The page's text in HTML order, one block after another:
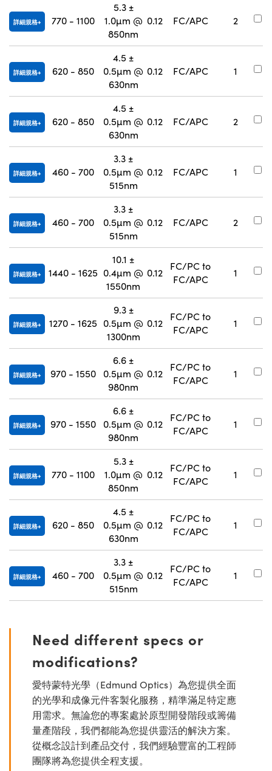
詳細規格 770 - 1100
5.3 ±
1.0µm @
850nm
0.12 FC/APC 2
詳細規格 620 - 850
4.5 ±
0.5µm @
630nm
0.12 FC/APC 1
詳細規格 620 - 850
4.5 ±
0.5µm @
630nm
0.12 FC/APC 2
詳細規格 460 - 700
3.3 ±
0.5µm @
515nm
0.12 FC/APC 1
詳細規格 460 - 700
3.3 ±
0.5µm @
515nm
0.12 FC/APC 2
詳細規格 1440 - 1625
10.1 ±
0.4µm @
1550nm
0.12
FC/PC to
FC/APC
1
詳細規格 1270 - 1625
9.3 ±
0.5µm @
1300nm
0.12
FC/PC to
FC/APC
1
詳細規格 970 - 1550
6.6 ±
0.5µm @
980nm
0.12
FC/PC to
FC/APC
1
詳細規格 970 - 1550
6.6 ±
0.5µm @
980nm
0.12
FC/PC to
FC/APC
1
詳細規格 770 - 1100
5.3 ±
1.0µm @
850nm
0.12
FC/PC to
FC/APC
1
詳細規格 620 - 850
4.5 ±
0.5µm @
630nm
0.12
FC/PC to
FC/APC
1
詳細規格 460 - 700
3.3 ±
0.5µm @
515nm
0.12
FC/PC to
FC/APC
1
Need different specs or
modifications?
愛特蒙特光學（Edmund Optics）為您提供全面
的光學和成像元件客製化服務，精準滿足特定應
用需求。無論您的專案處於原型開發階段或籌備
量產階段，我們都能為您提供靈活的解決方案。
從概念設計到產品交付，我們經驗豐富的工程師
團隊將為您提供全程支援。